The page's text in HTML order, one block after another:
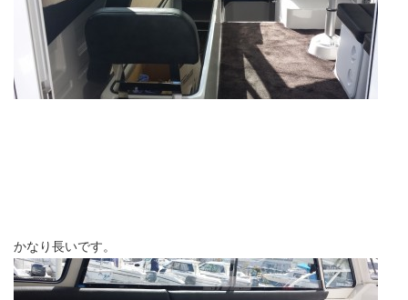
かなり長いです。